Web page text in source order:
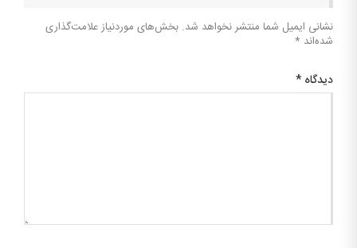
نشانی ایمیل شما منتشر نخواهد شد. بخش‌های موردنیاز علامت‌گذاری
شده‌اند *
دیدگاه *